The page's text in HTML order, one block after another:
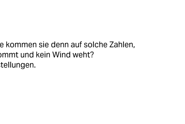
sie denn auf solche Zahlen,
und kein Wind weht?